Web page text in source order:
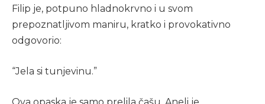
Filip je, potpuno hladnokrvno i u svom
prepoznatljivom maniru, kratko i provokativno
odgovorio:
“Jela si tunjevinu.”
Ova opaska je samo prelila čašu. Aneli je